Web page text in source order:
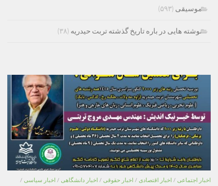
موسیقی (۵۹۳)
نوشته هایی در باره تاریخ گذشته تربت حیدریه (۳۸)
اخبار اجتماعی / اخبار اقتصادی / اخبار حقوقی / اخبار دانشگاهی / اخبار سیاسی /